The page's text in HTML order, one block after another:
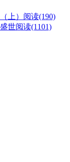
上） 阅读(190)
世阅读(1101)